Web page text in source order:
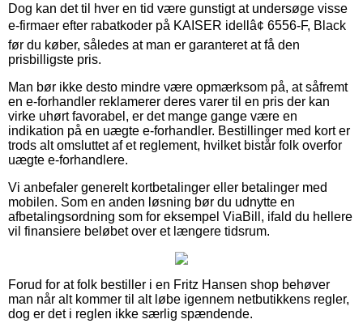
Dog kan det til hver en tid være gunstigt at undersøge visse
e-firmaer efter rabatkoder på KAISER idellâ¢ 6556-F, Black
før du køber, således at man er garanteret at få den
prisbilligste pris.
Man bør ikke desto mindre være opmærksom på, at såfremt
en e-forhandler reklamerer deres varer til en pris der kan
virke uhørt favorabel, er det mange gange være en
indikation på en uægte e-forhandler. Bestillinger med kort er
trods alt omsluttet af et reglement, hvilket bistår folk overfor
uægte e-forhandlere.
Vi anbefaler generelt kortbetalinger eller betalinger med
mobilen. Som en anden løsning bør du udnytte en
afbetalingsordning som for eksempel ViaBill, ifald du hellere
vil finansiere beløbet over et længere tidsrum.
Forud for at folk bestiller i en Fritz Hansen shop behøver
man når alt kommer til alt løbe igennem netbutikkens regler,
dog er det i reglen ikke særlig spændende.